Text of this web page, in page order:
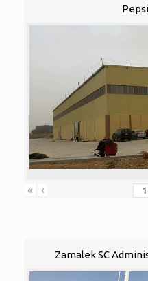
« ‹
Zamalek SC